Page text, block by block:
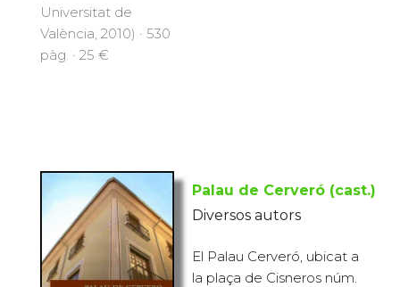
Universitat de
València, 2010) · 530
pàg. · 25 €
Palau de Cerveró (cast.)
Diversos autors
El Palau Cerveró, ubicat a
la plaça de Cisneros núm.